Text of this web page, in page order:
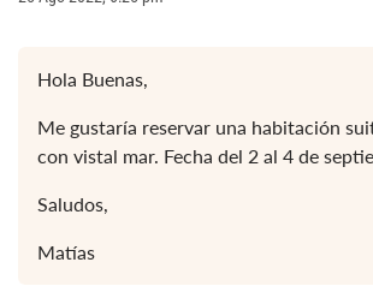
Hola Buenas,
Me gustaría reservar una habitación
con vistal mar. Fecha del 2 al 4 de
Saludos,
Matías